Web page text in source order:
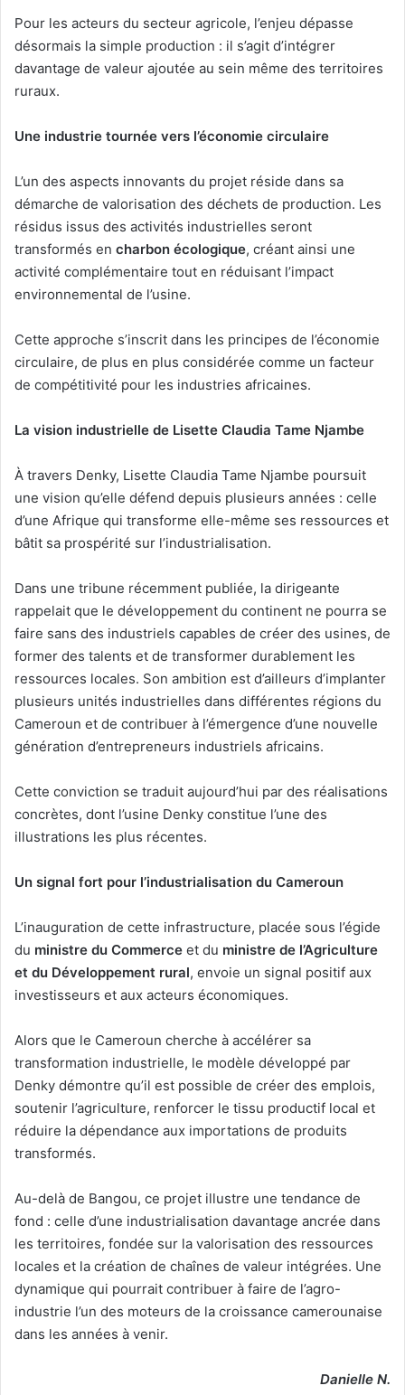
Pour les acteurs du secteur agricole, l’enjeu dépasse
désormais la simple production : il s’agit d’intégrer
davantage de valeur ajoutée au sein même des territoires
ruraux.
Une industrie tournée vers l’économie circulaire
L’un des aspects innovants du projet réside dans sa
démarche de valorisation des déchets de production. Les
résidus issus des activités industrielles seront
transformés en charbon écologique, créant ainsi une
activité complémentaire tout en réduisant l’impact
environnemental de l’usine.
Cette approche s’inscrit dans les principes de l’économie
circulaire, de plus en plus considérée comme un facteur
de compétitivité pour les industries africaines.
La vision industrielle de Lisette Claudia Tame Njambe
À travers Denky, Lisette Claudia Tame Njambe poursuit
une vision qu’elle défend depuis plusieurs années : celle
d’une Afrique qui transforme elle-même ses ressources et
bâtit sa prospérité sur l’industrialisation.
Dans une tribune récemment publiée, la dirigeante
rappelait que le développement du continent ne pourra se
faire sans des industriels capables de créer des usines, de
former des talents et de transformer durablement les
ressources locales. Son ambition est d’ailleurs d’implanter
plusieurs unités industrielles dans différentes régions du
Cameroun et de contribuer à l’émergence d’une nouvelle
génération d’entrepreneurs industriels africains.
Cette conviction se traduit aujourd’hui par des réalisations
concrètes, dont l’usine Denky constitue l’une des
illustrations les plus récentes.
Un signal fort pour l’industrialisation du Cameroun
L’inauguration de cette infrastructure, placée sous l’égide
du ministre du Commerce et du ministre de l’Agriculture
et du Développement rural, envoie un signal positif aux
investisseurs et aux acteurs économiques.
Alors que le Cameroun cherche à accélérer sa
transformation industrielle, le modèle développé par
Denky démontre qu’il est possible de créer des emplois,
soutenir l’agriculture, renforcer le tissu productif local et
réduire la dépendance aux importations de produits
transformés.
Au-delà de Bangou, ce projet illustre une tendance de
fond : celle d’une industrialisation davantage ancrée dans
les territoires, fondée sur la valorisation des ressources
locales et la création de chaînes de valeur intégrées. Une
dynamique qui pourrait contribuer à faire de l’agro-
industrie l’un des moteurs de la croissance camerounaise
dans les années à venir.
Danielle N.